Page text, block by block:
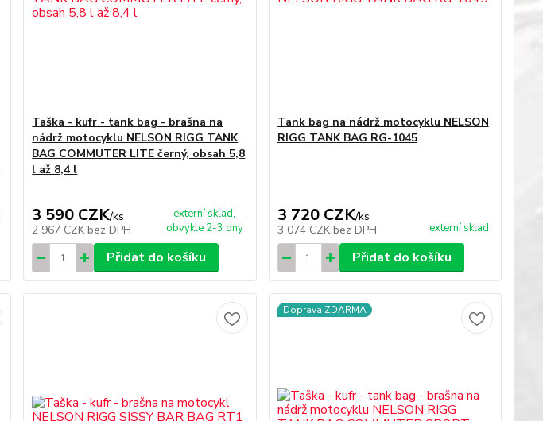
Taška - kufr - tank bag - brašna na
nádrž motocyklu NELSON RIGG TANK
BAG COMMUTER LITE černý, obsah 5,8
l až 8,4 l
3 590 CZK/ks
2 967 CZK bez DPH
externí sklad,
obvykle 2-3 dny
Přidat do košíku
Tank bag na nádrž motocyklu NELSON
RIGG TANK BAG RG-1045
3 720 CZK/ks
3 074 CZK bez DPH externí sklad
Přidat do košíku
Doprava ZDARMA